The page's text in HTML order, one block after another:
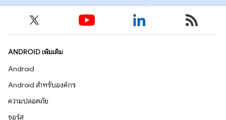
ANDROID เพิ่มเติม
Android
Android สำหรับองค์กร
ความปลอดภัย
ซอร์ส